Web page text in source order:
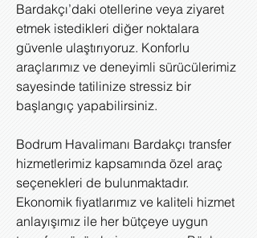
Bardakçı’daki otellerine veya ziyaret
etmek istedikleri diğer noktalara
güvenle ulaştırıyoruz. Konforlu
araçlarımız ve deneyimli sürücülerimiz
sayesinde tatilinize stressiz bir
başlangıç yapabilirsiniz.
Bodrum Havalimanı Bardakçı transfer
hizmetlerimiz kapsamında özel araç
seçenekleri de bulunmaktadır.
Ekonomik fiyatlarımız ve kaliteli hizmet
anlayışımız ile her bütçeye uygun